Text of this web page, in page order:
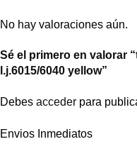
No hay valoraciones aún.
Sé el primero en valorar
l.j.6015/6040 yellow”
Debes acceder para
Envios Inmediatos